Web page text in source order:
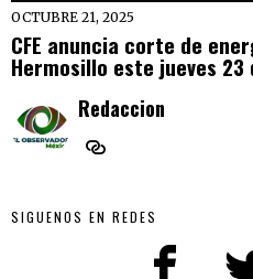
OCTUBRE 21, 2025
CFE anuncia corte de
Hermosillo este jueves
Redaccion
SIGUENOS EN REDES